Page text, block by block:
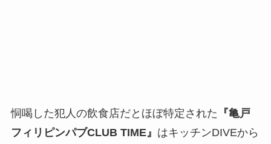
恫喝した犯人の飲食店だとほぼ特定された 『亀戸
フィリピンパブCLUB TIME』 はキッチンDIVEから